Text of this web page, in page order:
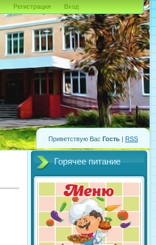
Приветствую Вас Гость | RSS
Регистрация Вход
Горячее питание